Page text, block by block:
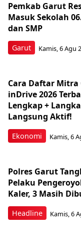
Garut
Pemkab Garut
Masuk Sekolah
dan SMP
Kamis, 6 Agu
Ekonomi
Cara Daftar Mitra
inDrive 2026
Lengkap +
Langsung Aktif!
Kamis, 6
Headline
Polres Garut
Pelaku
Kaler, 3 Masih
Kamis, 6